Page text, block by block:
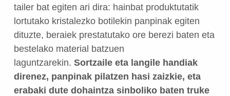
tailer bat egiten ari dira: hainbat produktutatik
lortutako kristalezko botilekin panpinak egiten
dituzte, beraiek prestatutako ore berezi baten eta
bestelako material batzuen
laguntzarekin. Sortzaile eta langile handiak
direnez, panpinak pilatzen hasi zaizkie, eta
erabaki dute dohaintza sinboliko baten truke